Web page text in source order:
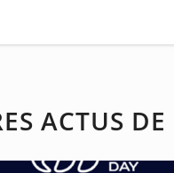
ACTUS DE